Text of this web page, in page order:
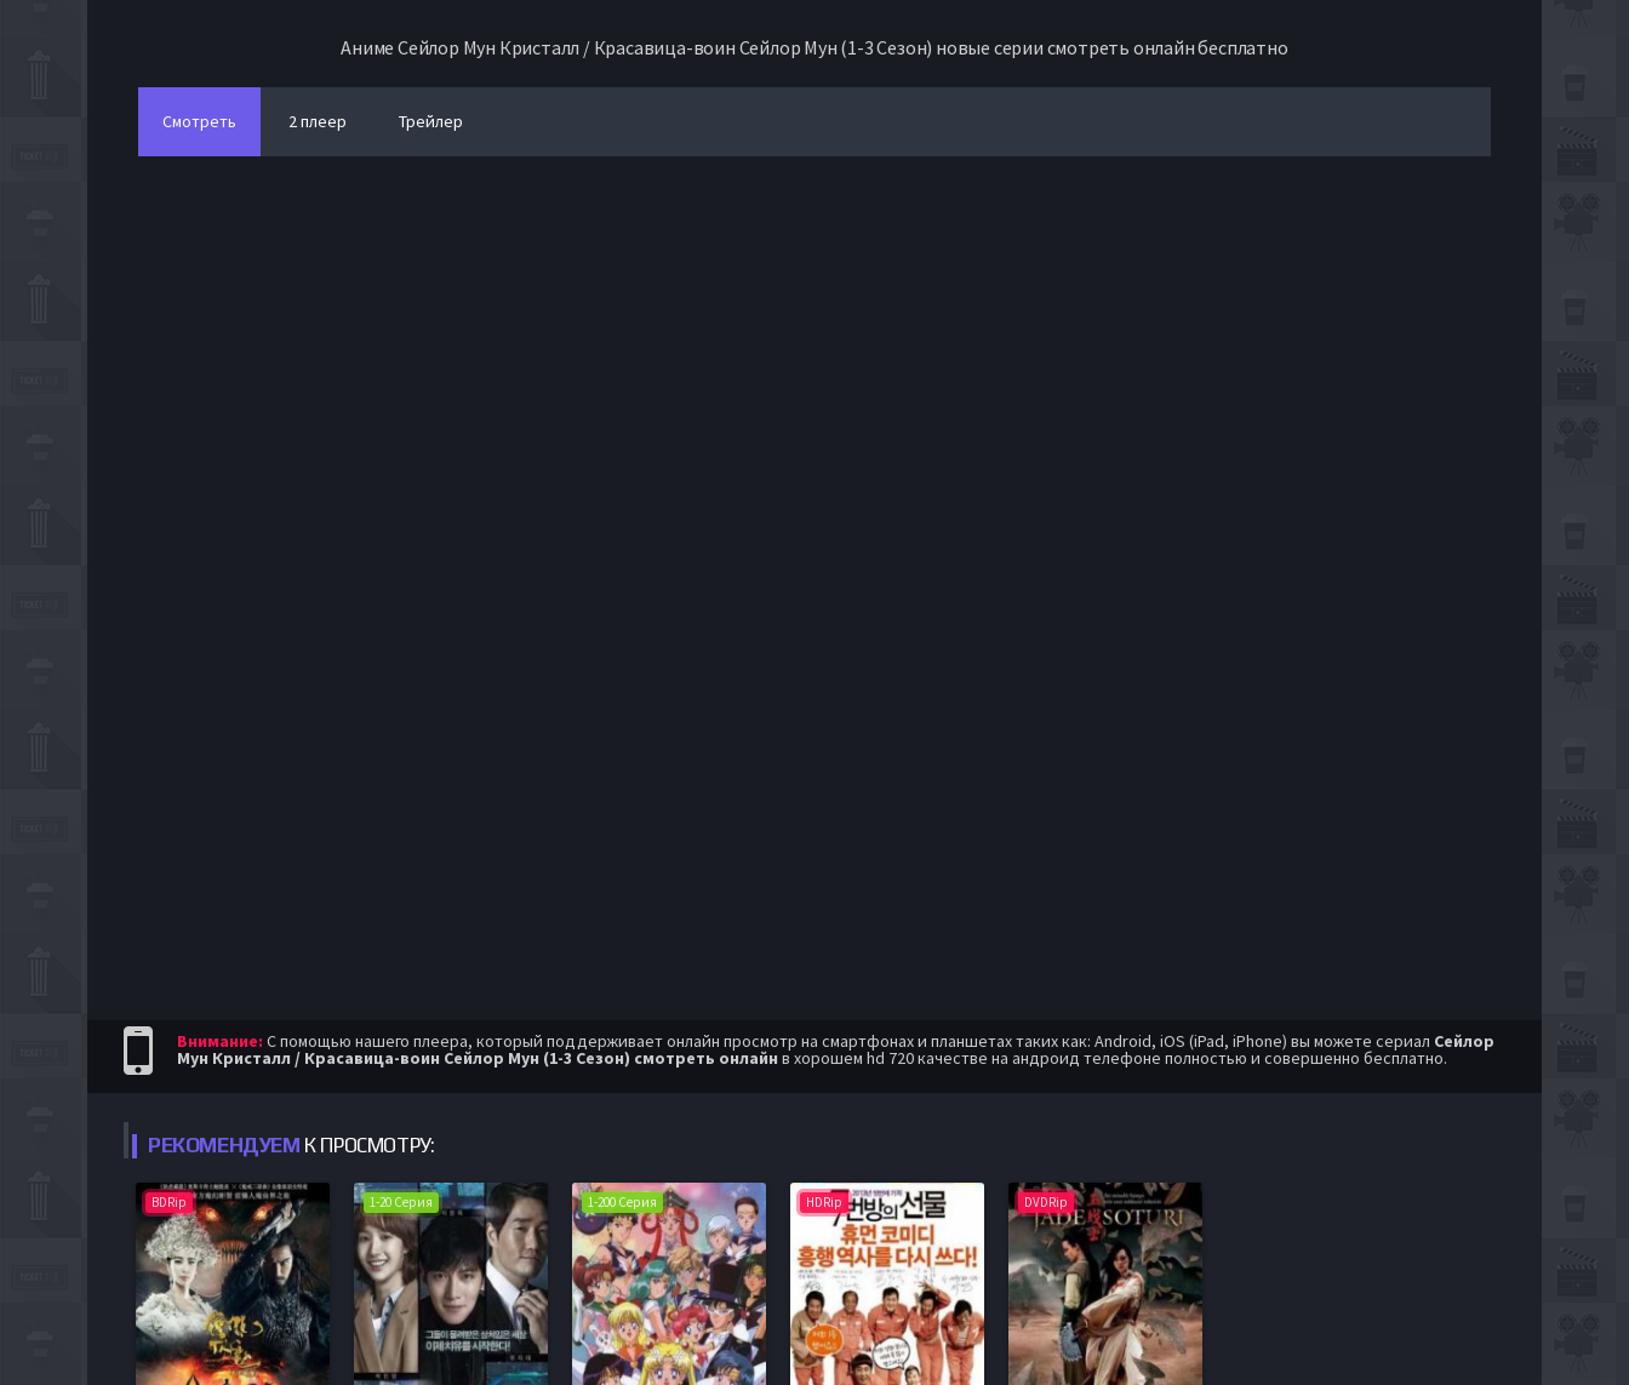
Аниме Сейлор Мун Кристалл / Красавица-воин Сейлор Мун (1-3 Сезон) новые серии смотреть онлайн бесплатно
Смотреть 2 плеер Трейлер
Внимание: С помощью нашего плеера, который поддерживает онлайн просмотр на смартфонах и планшетах таких как: Android, iOS (iPad, iPhone) вы можете сериал Сейлор
Мун Кристалл / Красавица-воин Сейлор Мун (1-3 Сезон) смотреть онлайн в хорошем hd 720 качестве на андроид телефоне полностью и совершенно бесплатно.
РЕКОМЕНДУЕМ К ПРОСМОТРУ:
BDRip 1-20 Серия 1-200 Серия HDRip DVDRip